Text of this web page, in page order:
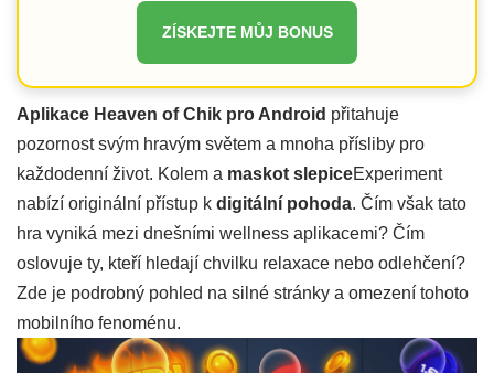
ZÍSKEJTE MŮJ BONUS
Aplikace Heaven of Chik pro Android přitahuje
pozornost svým hravým světem a mnoha přísliby pro
každodenní život. Kolem a maskot slepiceExperiment
nabízí originální přístup k digitální pohoda. Čím však tato
hra vyniká mezi dnešními wellness aplikacemi? Čím
oslovuje ty, kteří hledají chvilku relaxace nebo odlehčení?
Zde je podrobný pohled na silné stránky a omezení tohoto
mobilního fenoménu.